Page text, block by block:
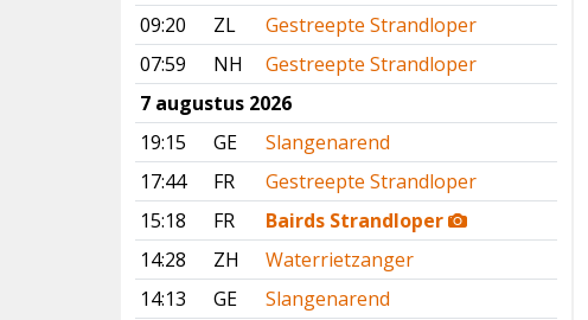
09:20
ZL
Gestreepte Strandloper
07:59
NH
Gestreepte Strandloper
7 augustus 2026
19:15
GE
Slangenarend
17:44
FR
Gestreepte Strandloper
15:18
FR
Bairds Strandloper
14:28
ZH
Waterrietzanger
14:13
GE
Slangenarend